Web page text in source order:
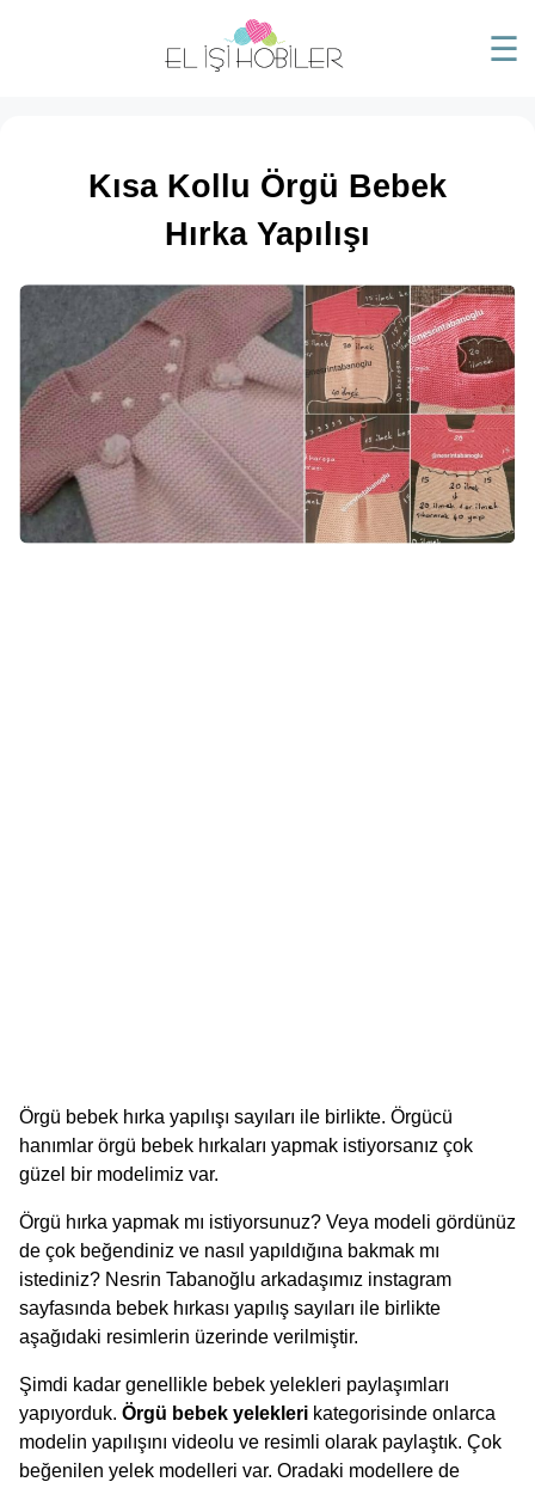
☰
Kısa Kollu Örgü Bebek
Hırka Yapılışı
Örgü bebek hırka yapılışı sayıları ile birlikte. Örgücü
hanımlar örgü bebek hırkaları yapmak istiyorsanız çok
güzel bir modelimiz var.
Örgü hırka yapmak mı istiyorsunuz? Veya modeli gördünüz
de çok beğendiniz ve nasıl yapıldığına bakmak mı
istediniz? Nesrin Tabanoğlu arkadaşımız instagram
sayfasında bebek hırkası yapılış sayıları ile birlikte
aşağıdaki resimlerin üzerinde verilmiştir.
Şimdi kadar genellikle bebek yelekleri paylaşımları
yapıyorduk. Örgü bebek yelekleri kategorisinde onlarca
modelin yapılışını videolu ve resimli olarak paylaştık. Çok
beğenilen yelek modelleri var. Oradaki modellere de